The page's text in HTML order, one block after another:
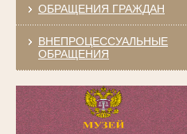
ОБРАЩЕНИЯ ГРАЖДАН
ВНЕПРОЦЕССУАЛЬНЫЕ
ОБРАЩЕНИЯ